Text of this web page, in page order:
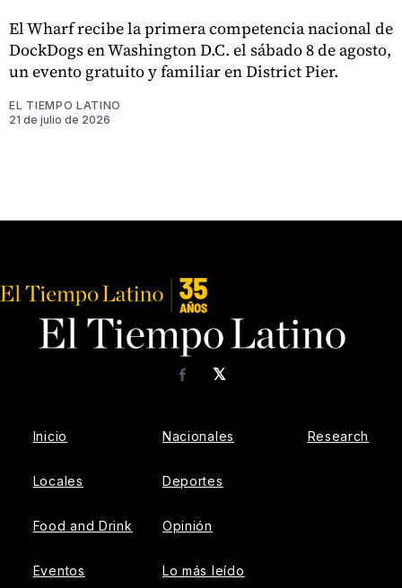
El Wharf recibe la primera competencia nacional de
DockDogs en Washington D.C. el sábado 8 de agosto,
un evento gratuito y familiar en District Pier.
EL TIEMPO LATINO
21 de julio de 2026
𝕏
Facebook
Inicio
Locales
Food and Drink
Eventos
Nacionales
Deportes
Opinión
Lo más leído
Research